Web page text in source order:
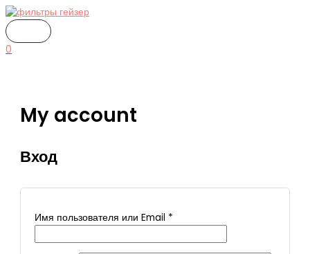
Перейти
к
содержимому
МЕНЮ
0
My account
Вход
Имя пользователя или Email *